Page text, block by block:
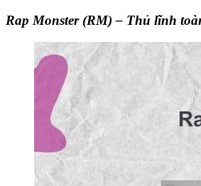
Rap Monster (RM) – Thủ lĩnh